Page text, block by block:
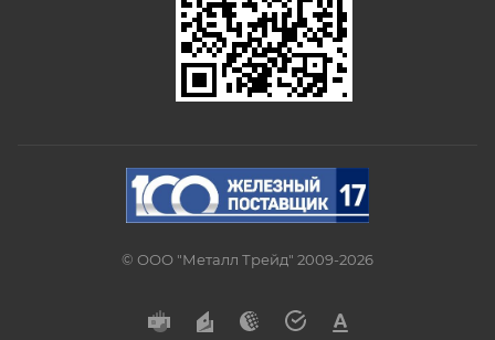
© ООО "Металл Трейд" 2009-2026